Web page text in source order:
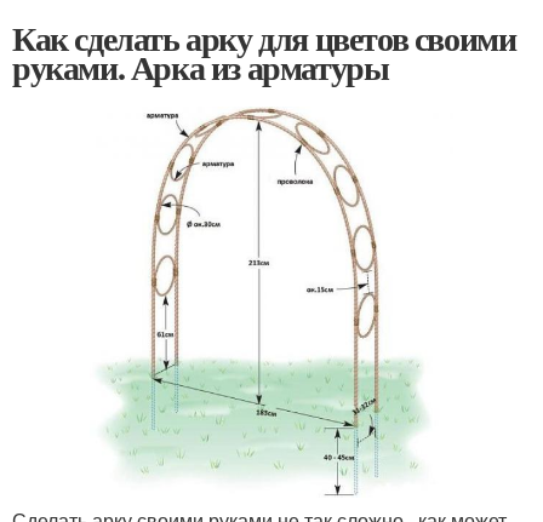
Как сделать арку для цветов своими
руками. Арка из арматуры